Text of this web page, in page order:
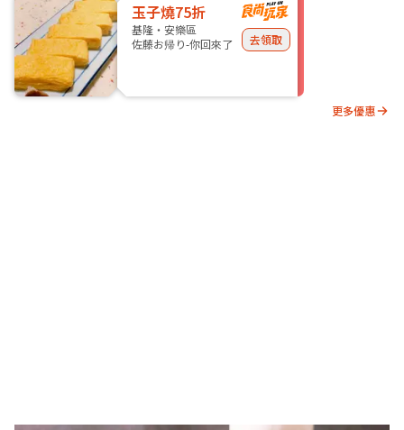
玉子燒75折
基隆・安樂區
佐藤お帰り-你回來了
去領取
更多優惠